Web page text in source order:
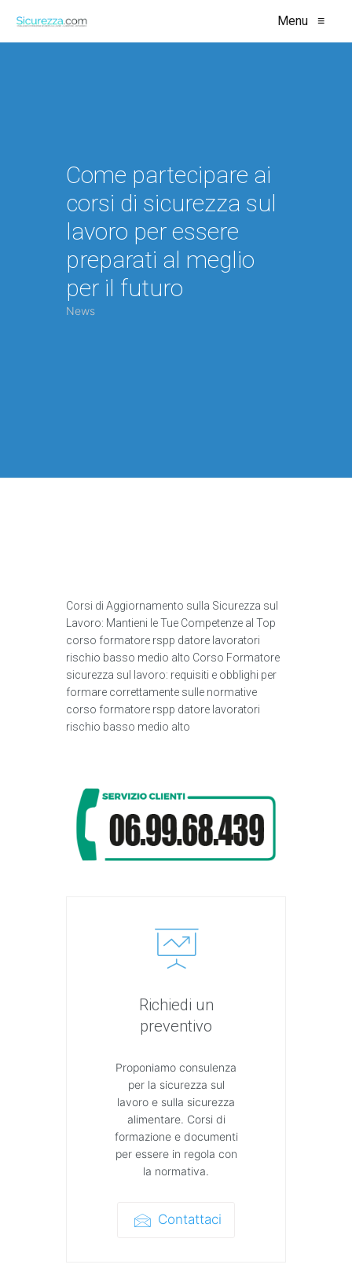
Menu ≡
Come partecipare ai
corsi di sicurezza sul
lavoro per essere
preparati al meglio
per il futuro
News
Corsi di Aggiornamento sulla Sicurezza sul
Lavoro: Mantieni le Tue Competenze al Top
corso formatore rspp datore lavoratori
rischio basso medio alto Corso Formatore
sicurezza sul lavoro: requisiti e obblighi per
formare correttamente sulle normative
corso formatore rspp datore lavoratori
rischio basso medio alto
Richiedi un
preventivo
Proponiamo consulenza
per la sicurezza sul
lavoro e sulla sicurezza
alimentare. Corsi di
formazione e documenti
per essere in regola con
la normativa.
Contattaci